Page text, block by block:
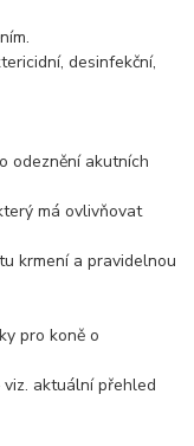
desinfekční,
odeznění akutních
má ovlivňovat
krmení a pravidelnou
pro koně o
viz. aktuální přehled